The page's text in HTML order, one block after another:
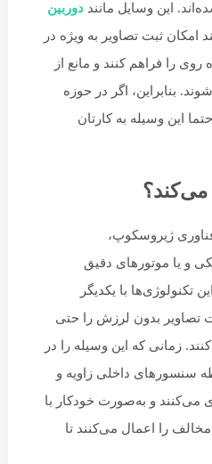
این وسایل مانند دوربین
امکان ثبت تصاویر به ویژه در
را فراهم کنند و مانع از
بنابراین، اگر در حوزه
این وسیله به کارتان
می‌کند؟
ژیروسکوپ،
و یا موتورهای دقیق
تکنولوژی‌ها با یکدیگر
تصاویر بدون لرزش را حتی
زمانی که این وسیله را در
سنسورهای داخلی زاویه و
می‌کنند و به‌صورت خودکار با
را اعمال می‌کنند تا